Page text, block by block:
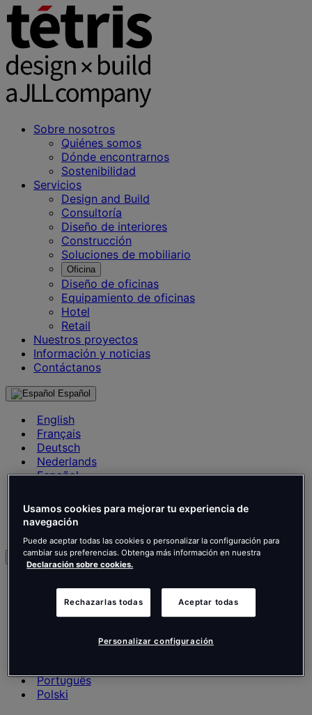
Sobre nosotros
Quiénes somos
Dónde encontrarnos
Sostenibilidad
Servicios
Design and Build
Consultoría
Diseño de interiores
Construcción
Soluciones de mobiliario
Oficina
Diseño de oficinas
Equipamiento de oficinas
Hotel
Retail
Nuestros proyectos
Información y noticias
Contáctanos
Español
English
Français
Deutsch
Nederlands
Español
Português
Português
Polski
Français
Português
Polski
Usamos cookies para mejorar tu experiencia de
navegación
Puede aceptar todas las cookies o personalizar la configuración para
cambiar sus preferencias. Obtenga más información en nuestra
Declaración sobre cookies.
Rechazarlas todas Aceptar todas
Personalizar configuración